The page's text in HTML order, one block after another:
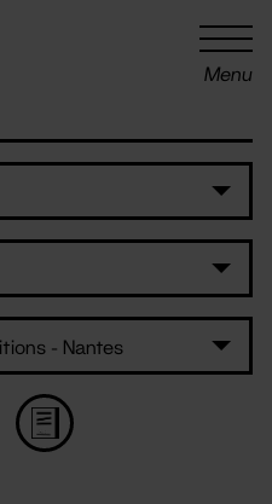
Menu